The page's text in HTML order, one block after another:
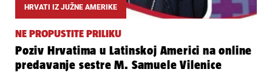
HRVATI IZ JUŽNE AMERIKE
NE PROPUSTITE PRILIKU
Poziv Hrvatima u Latinskoj Americi na online
predavanje sestre M. Samuele Vilenice